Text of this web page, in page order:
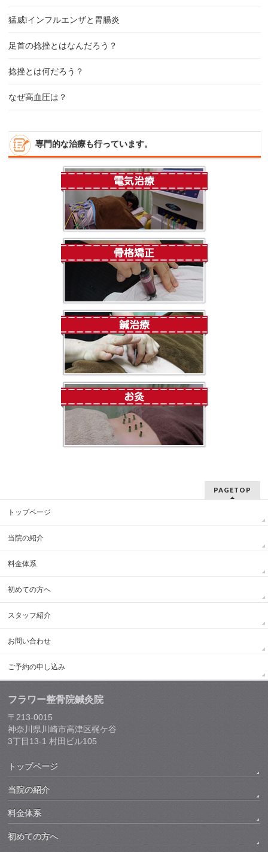
猛威❕インフルエンザと胃腸炎
足首の捻挫とはなんだろう？
捻挫とは何だろう？
なぜ高血圧は？
専門的な治療も行っています。
PAGETOP
トップページ
当院の紹介
料金体系
初めての方へ
スタッフ紹介
お問い合わせ
ご予約の申し込み
フラワー整骨院鍼灸院
〒213-0015
神奈川県川崎市高津区梶ケ谷
3丁目13-1 村田ビル105
トップページ
当院の紹介
料金体系
初めての方へ